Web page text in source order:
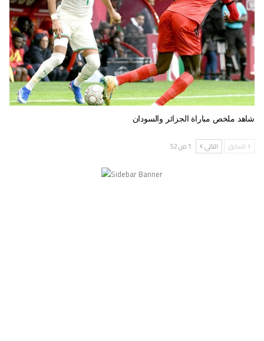
شاهد ملخص مباراة الجزائر والسودان
السابق التالي 1 من 52